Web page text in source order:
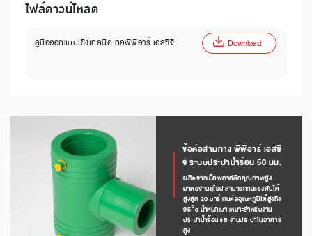
ไฟล์ดาวน์โหลด
คู่มือออกแบบเชิงเทคนิค ท่อพีพีอาร์ เอสซีจี Download
ข้อต่อสามทาง พีพีอาร์ เอสซี
จี ระบบประปาน้ำร้อน 50 มม.
ผลิตจากเม็ดพลาสติกคุณภาพสูง
มาตรฐานยุโรป สามารถทนแรงดันได้
สูงสุด 20 บาร์ ทนต่ออุณหภูมิได้สูงถึง
95°c น้ำหนักเบา เหมาะสำหรับงาน
ประปาน้ำร้อน และงานประปาในอาคาร
สูง